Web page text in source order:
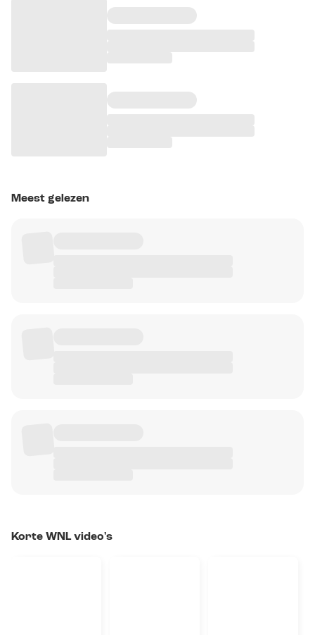
Meest gelezen
Korte WNL video's